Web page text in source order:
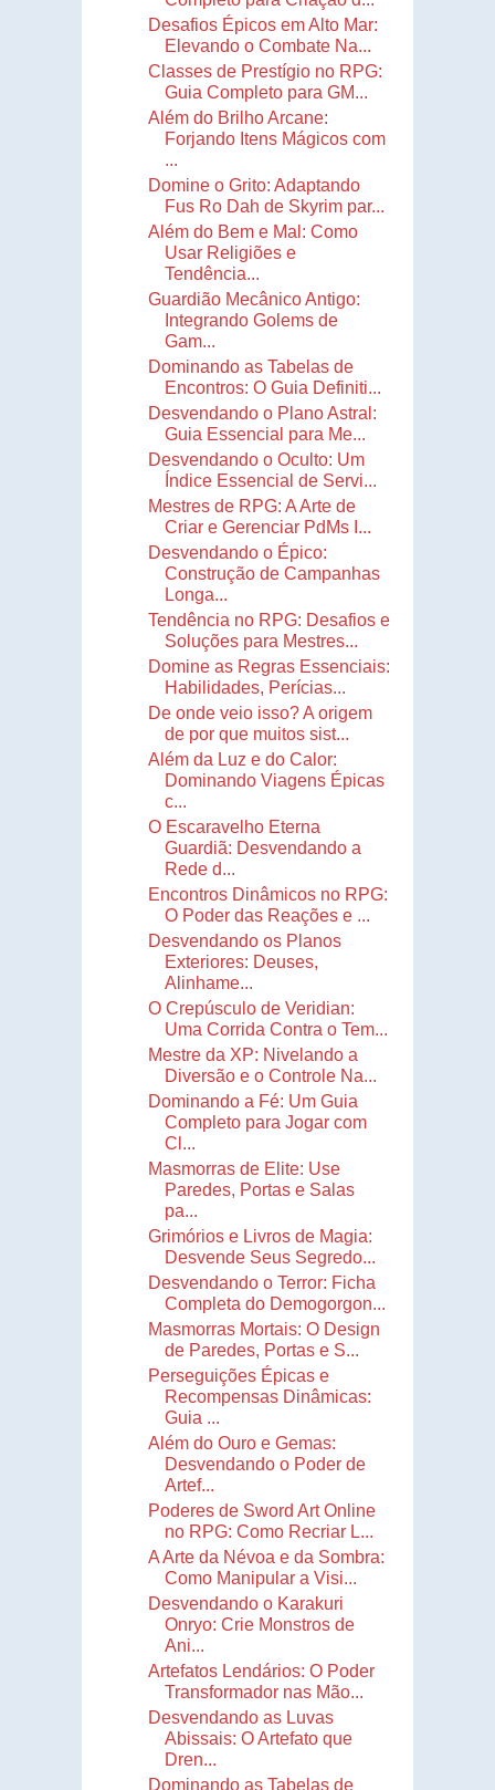
Desafios Épicos em Alto Mar:
Elevando o Combate Na...
Classes de Prestígio no RPG:
Guia Completo para GM...
Além do Brilho Arcane:
Forjando Itens Mágicos com
...
Domine o Grito: Adaptando
Fus Ro Dah de Skyrim par...
Além do Bem e Mal: Como
Usar Religiões e
Tendência...
Guardião Mecânico Antigo:
Integrando Golems de
Gam...
Dominando as Tabelas de
Encontros: O Guia Definiti...
Desvendando o Plano Astral:
Guia Essencial para Me...
Desvendando o Oculto: Um
Índice Essencial de Servi...
Mestres de RPG: A Arte de
Criar e Gerenciar PdMs I...
Desvendando o Épico:
Construção de Campanhas
Longa...
Tendência no RPG: Desafios e
Soluções para Mestres...
Domine as Regras Essenciais:
Habilidades, Perícias...
De onde veio isso? A origem
de por que muitos sist...
Além da Luz e do Calor:
Dominando Viagens Épicas
c...
O Escaravelho Eterna
Guardiã: Desvendando a
Rede d...
Encontros Dinâmicos no RPG:
O Poder das Reações e ...
Desvendando os Planos
Exteriores: Deuses,
Alinhame...
O Crepúsculo de Veridian:
Uma Corrida Contra o Tem...
Mestre da XP: Nivelando a
Diversão e o Controle Na...
Dominando a Fé: Um Guia
Completo para Jogar com
Cl...
Masmorras de Elite: Use
Paredes, Portas e Salas
pa...
Grimórios e Livros de Magia:
Desvende Seus Segredo...
Desvendando o Terror: Ficha
Completa do Demogorgon...
Masmorras Mortais: O Design
de Paredes, Portas e S...
Perseguições Épicas e
Recompensas Dinâmicas:
Guia ...
Além do Ouro e Gemas:
Desvendando o Poder de
Artef...
Poderes de Sword Art Online
no RPG: Como Recriar L...
A Arte da Névoa e da Sombra:
Como Manipular a Visi...
Desvendando o Karakuri
Onryo: Crie Monstros de
Ani...
Artefatos Lendários: O Poder
Transformador nas Mão...
Desvendando as Luvas
Abissais: O Artefato que
Dren...
Dominando as Tabelas de